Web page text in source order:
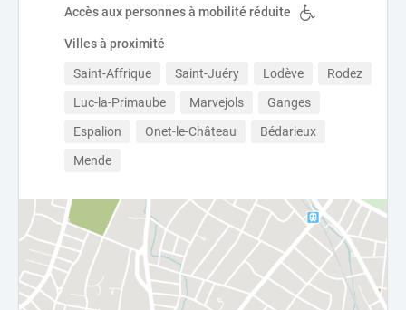
Accès aux personnes à mobilité réduite
Villes à proximité
Saint-Affrique Saint-Juéry Lodève
Rodez
Luc-la-Primaube
Marvejols
Ganges
Espalion
Onet-le-Château
Bédarieux
Mende